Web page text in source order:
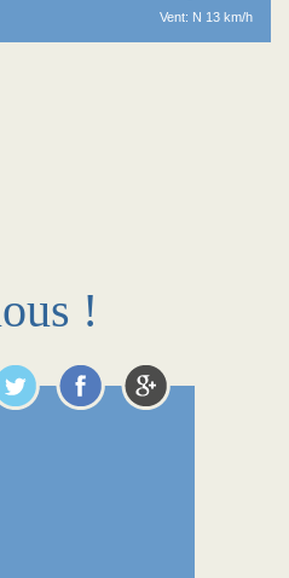
Vent: N 13 km/h
!